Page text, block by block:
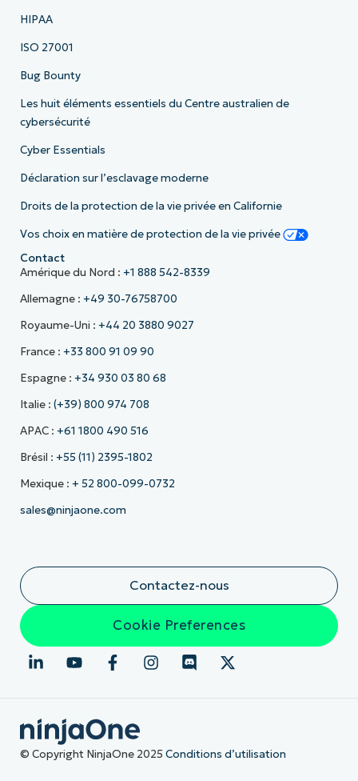
HIPAA
ISO 27001
Bug Bounty
Les huit éléments essentiels du Centre australien de
cybersécurité
Cyber Essentials
Déclaration sur l’esclavage moderne
Droits de la protection de la vie privée en Californie
Vos choix en matière de protection de la vie privée
Contact
Amérique du Nord : +1 888 542-8339
Allemagne : +49 30-76758700
Royaume-Uni : +44 20 3880 9027
France : +33 800 91 09 90
Espagne : +34 930 03 80 68
Italie : (+39) 800 974 708
APAC : +61 1800 490 516
Brésil : +55 (11) 2395-1802
Mexique : + 52 800-099-0732
sales@ninjaone.com
Contactez-nous
Cookie Preferences
© Copyright NinjaOne 2025 Conditions d’utilisation